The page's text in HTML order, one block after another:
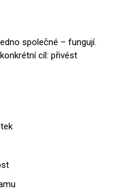
společné – fungují.
cíl: přivést